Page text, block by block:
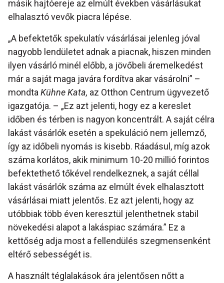
másik hajtóereje az elmúlt években vásárlásukat
elhalasztó vevők piacra lépése.
„A befektetők spekulatív vásárlásai jelenleg jóval
nagyobb lendületet adnak a piacnak, hiszen minden
ilyen vásárló minél előbb, a jövőbeli áremelkedést
már a saját maga javára fordítva akar vásárolni” –
mondta Kühne Kata, az Otthon Centrum ügyvezető
igazgatója. – „Ez azt jelenti, hogy ez a kereslet
időben és térben is nagyon koncentrált. A saját célra
lakást vásárlók esetén a spekuláció nem jellemző,
így az időbeli nyomás is kisebb. Ráadásul, míg azok
száma korlátos, akik minimum 10-20 millió forintos
befektethető tőkével rendelkeznek, a saját céllal
lakást vásárlók száma az elmúlt évek elhalasztott
vásárlásai miatt jelentős. Ez azt jelenti, hogy az
utóbbiak több éven keresztül jelenthetnek stabil
növekedési alapot a lakáspiac számára.” Ez a
kettőség adja most a fellendülés szegmensenként
eltérő sebességét is.
A használt téglalakások ára jelentősen nőtt a